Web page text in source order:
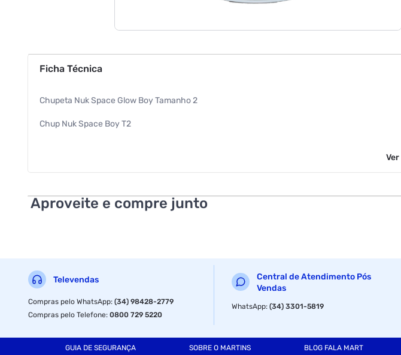
Ficha Técnica
Chupeta Nuk Space Glow Boy Tamanho 2
Chup Nuk Space Boy T2
Ver
Aproveite e compre junto
Televendas
Compras pelo WhatsApp:(34) 98428-2779
Compras pelo Telefone:0800 729 5220
Central de Atendimento Pós
Vendas
WhatsApp:(34) 3301-5819
GUIA DE SEGURANÇA SOBRE O MARTINS BLOG FALA MART